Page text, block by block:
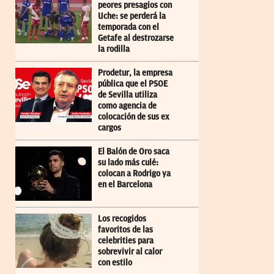
peores presagios con
Uche: se perderá la
temporada con el
Getafe al destrozarse
la rodilla
Prodetur, la empresa
pública que el PSOE
de Sevilla utiliza
como agencia de
colocación de sus ex
cargos
El Balón de Oro saca
su lado más culé:
colocan a Rodrigo ya
en el Barcelona
Los recogidos
favoritos de las
celebrities para
sobrevivir al calor
con estilo